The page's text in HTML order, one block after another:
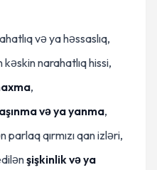
və ya həssaslıq,
narahatlıq hissi,
,
və ya yanma,
parlaq qırmızı qan izləri,
şişkinlik və ya